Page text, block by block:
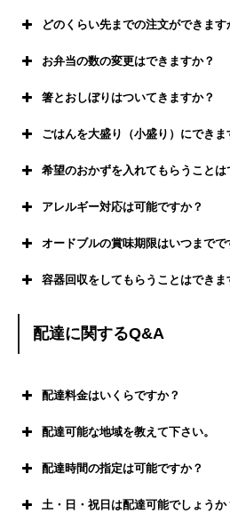
0%
どのくらい先までの注文ができます
お弁当の数の変更はできますか？
箸とおしぼりはついてきますか？
お箸とおしぼりのセット
ごはんを大盛り（小盛り）にできま
希望のおかずを入れてもらうことは
アレルギー対応は可能ですか？
オードブルの賞味期限はいつまでで
容器回収をしてもらうことはできま
配達に関するQ&A
配達料金はいくらですか？
配達可能な地域を教えて下さい。
配達時間の指定は可能ですか？
土・日・祝日は配達可能でしょうか